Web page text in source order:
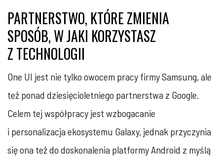
PARTNERSTWO, KTÓRE ZMIENIA
SPOSÓB, W JAKI KORZYSTASZ
Z TECHNOLOGII
One UI jest nie tylko owocem pracy firmy Samsung, ale
też ponad dziesięcioletniego partnerstwa z Google.
Celem tej współpracy jest wzbogacanie
i personalizacja ekosystemu Galaxy, jednak przyczynia
się ona też do doskonalenia platformy Android z myślą